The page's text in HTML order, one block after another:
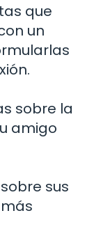
que
un
sobre la
amigo
sus